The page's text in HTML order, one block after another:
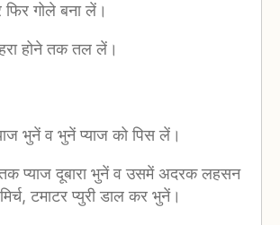
गोले बना लें।
होने तक तल लें।
भुनें व भुनें प्याज को पिस लें।
प्याज दूबारा भुनें व उसमें अदरक लहसन
टमाटर प्युरी डाल कर भुनें।